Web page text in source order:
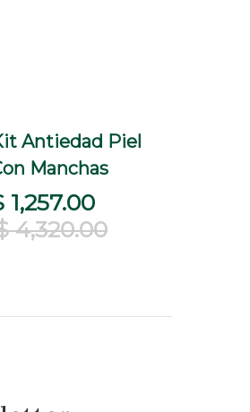
Antiedad Piel
Manchas
1,257.00
4,320.00